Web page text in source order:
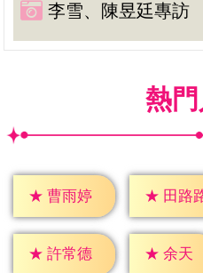
李雪、陳昱廷專訪
熱
★ 曹雨婷 ★ 田路
★ 許常德 ★ 余天